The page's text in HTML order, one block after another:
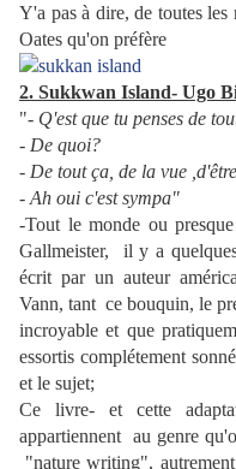
Y'a pas à dire, de toutes
Oates qu'on préfère
2. Sukkwan Island- Ugo
"- Q'est que tu penses de
- De quoi?
- De tout ça, de la vue
- Ah oui c'est sympa"
-Tout le monde ou
Gallmeister, il y a
écrit par un auteur
Vann, tant ce bouquin, le
incroyable et que
essortis complétement
et le sujet;
Ce livre- et cette
appartiennent au genre
"nature writing",